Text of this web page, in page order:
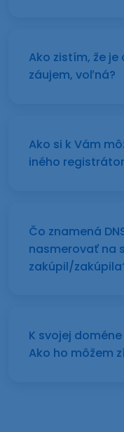
Ako zistím, že
záujem, voľná?
Ako si k Vám
iného
Čo znamená
nasmerovať na
zakúpil/
K svojej
Ako ho môžem